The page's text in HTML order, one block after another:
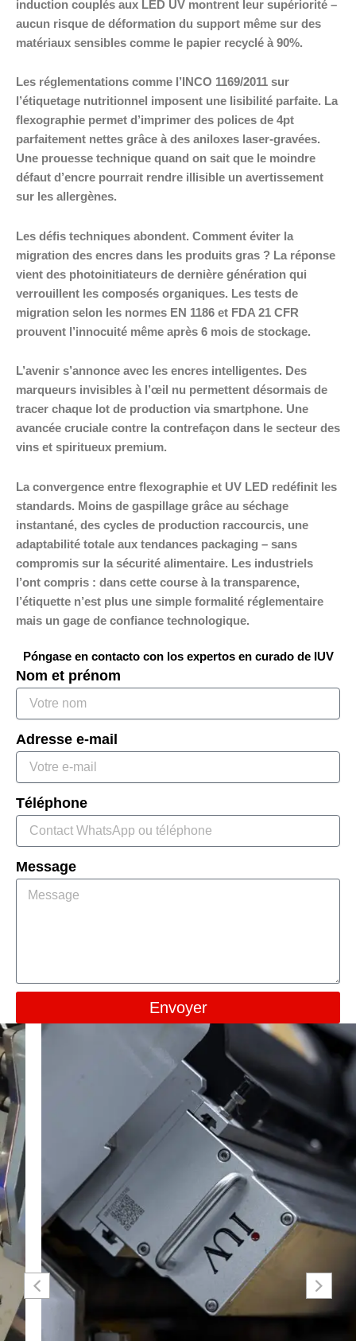
induction couplés aux LED UV montrent leur supériorité –
aucun risque de déformation du support même sur des
matériaux sensibles comme le papier recyclé à 90%.
Les réglementations comme l’INCO 1169/2011 sur
l’étiquetage nutritionnel imposent une lisibilité parfaite. La
flexographie permet d’imprimer des polices de 4pt
parfaitement nettes grâce à des aniloxes laser-gravées.
Une prouesse technique quand on sait que le moindre
défaut d’encre pourrait rendre illisible un avertissement
sur les allergènes.
Les défis techniques abondent. Comment éviter la
migration des encres dans les produits gras ? La réponse
vient des photoinitiateurs de dernière génération qui
verrouillent les composés organiques. Les tests de
migration selon les normes EN 1186 et FDA 21 CFR
prouvent l’innocuité même après 6 mois de stockage.
L’avenir s’annonce avec les encres intelligentes. Des
marqueurs invisibles à l’œil nu permettent désormais de
tracer chaque lot de production via smartphone. Une
avancée cruciale contre la contrefaçon dans le secteur des
vins et spiritueux premium.
La convergence entre flexographie et UV LED redéfinit les
standards. Moins de gaspillage grâce au séchage
instantané, des cycles de production raccourcis, une
adaptabilité totale aux tendances packaging – sans
compromis sur la sécurité alimentaire. Les industriels
l’ont compris : dans cette course à la transparence,
l’étiquette n’est plus une simple formalité réglementaire
mais un gage de confiance technologique.
Póngase en contacto con los expertos en curado de IUV
Nom et prénom
Adresse e-mail
Téléphone
Message
Envoyer